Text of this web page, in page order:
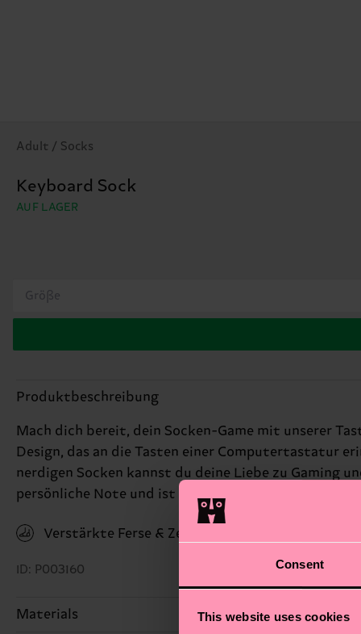
Consent
This website uses cookies
Adult / Socks
Keyboard Sock
AUF LAGER
Größe
Produktbeschreibung
Mach dich bereit, dein Socken-Game mit unserer
Design, das an die Tasten einer Computertastatur
nerdigen Socken kannst du deine Liebe zu Gaming
persönliche Note und ist ein großartiger
Verstärkte Ferse & Zehen
ID: P003160
Materials